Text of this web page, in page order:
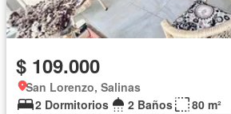
$ 109.000
San Lorenzo, Salinas
2 Dormitorios
2 Baños
80 m²